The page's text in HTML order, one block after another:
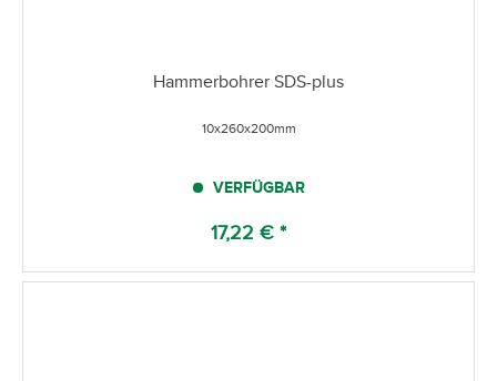
Hammerbohrer SDS-plus
10x260x200mm
VERFÜGBAR
17,22 € *